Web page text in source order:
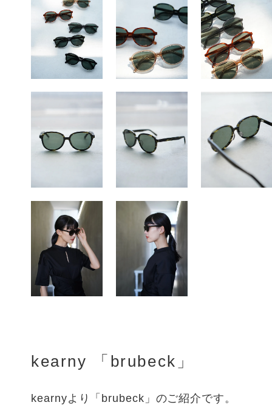
kearny 「brubeck」
kearnyより「brubeck」のご紹介です。